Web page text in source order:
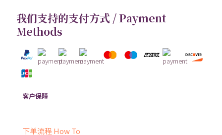
我们支持的支付方式 / Payment
Methods
客户保障
下单流程 How To